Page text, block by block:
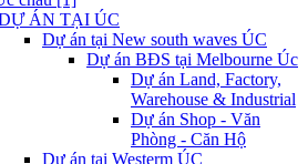
ÁN TẠI ÚC
Dự án tại New south waves ÚC
Dự án BĐS tại Melbourne Úc
Dự án Land, Factory,
Warehouse & Industrial
Dự án Shop - Văn
Phòng - Căn Hộ
Dự án tại Westerm ÚC